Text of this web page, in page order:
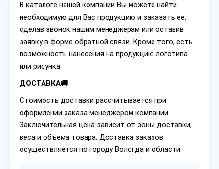
В каталоге нашей компании Вы можете найти
необходимую для Вас продукцию и заказать ее,
сделав звонок нашим менеджерам или оставив
заявку в форме обратной связи. Кроме того, есть
возможность нанесения на продукцию логотипа
или рисунка.
ДОСТАВКА🚚
Стоимость доставки рассчитывается при
оформлении заказа менеджером компании.
Заключительная цена зависит от зоны доставки,
веса и объема товара. Доставка заказов
осуществляется по городу Вологда и области.